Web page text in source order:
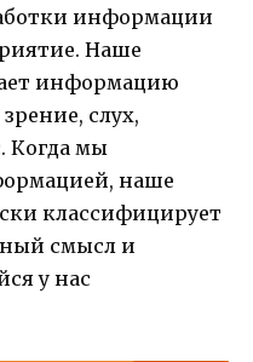
информации
Наше
информацию
слух,
Когда мы
наше
классифицирует
смысл и
у нас